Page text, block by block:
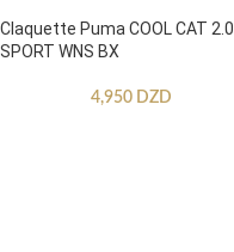
Claquette Puma COOL CAT 2.0
SPORT WNS BX
4,950 DZD